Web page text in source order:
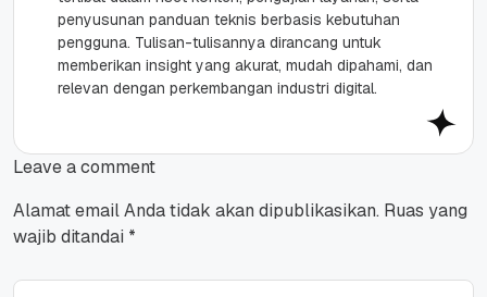
penyusunan panduan teknis berbasis kebutuhan
pengguna. Tulisan-tulisannya dirancang untuk
memberikan insight yang akurat, mudah dipahami, dan
relevan dengan perkembangan industri digital.
Leave a comment
Alamat email Anda tidak akan dipublikasikan. Ruas yang
wajib ditandai *